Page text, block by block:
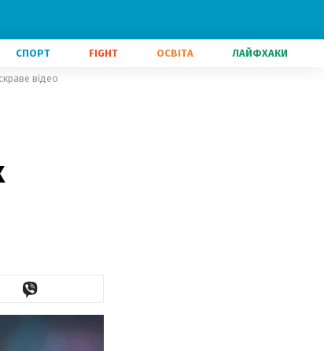
СПОРТ FIGHT ОСВІТА ЛАЙФХАКИ
відео